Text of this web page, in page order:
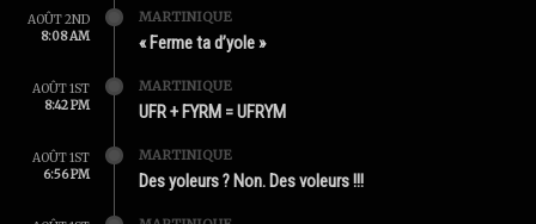
AOÛT 2ND
8:08 AM
MARTINIQUE
« Ferme ta d’yole »
AOÛT 1ST
8:42 PM
MARTINIQUE
UFR + FYRM = UFRYM
AOÛT 1ST
6:56 PM
MARTINIQUE
Des yoleurs ? Non. Des voleurs !!!